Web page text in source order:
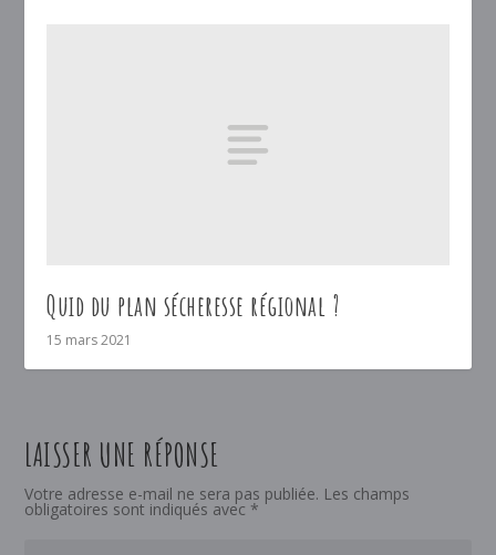
Quid du plan sécheresse régional ?
15 mars 2021
LAISSER UNE RÉPONSE
Votre adresse e-mail ne sera pas publiée. Les champs
obligatoires sont indiqués avec *